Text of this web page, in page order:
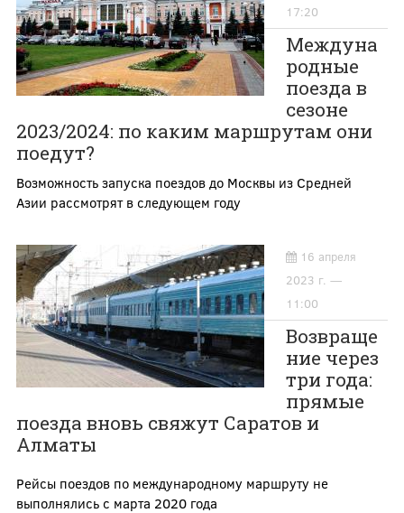
17:20
Междуна
родные
поезда в
сезоне
2023/2024: по каким маршрутам они
поедут?
Возможность запуска поездов до Москвы из Средней
Азии рассмотрят в следующем году
16 апреля
2023 г. —
11:00
Возвраще
ние через
три года:
прямые
поезда вновь свяжут Саратов и
Алматы
Рейсы поездов по международному маршруту не
выполнялись с марта 2020 года